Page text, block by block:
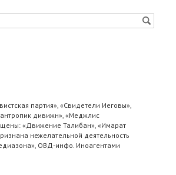
партия», «Свидетели Иеговы»,
дивижн», «Меджлис
«Движение Талибан», «Имарат
нежелательной деятельность
ОВД-инфо. Иноагентами